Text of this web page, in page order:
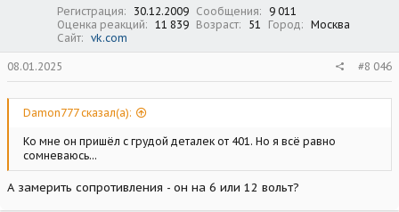
Регистрация 30.12.2009 Сообщения
9 011
Оценка реакций
11 839 Возраст 51 Город
Москва
Сайт
vk.com
08.01.2025 #8 046
Damon777 сказал(а):
Ко мне он пришёл с грудой деталек от 401. Но я всё равно
сомневаюсь...
А замерить сопротивления - он на 6 или 12 вольт?